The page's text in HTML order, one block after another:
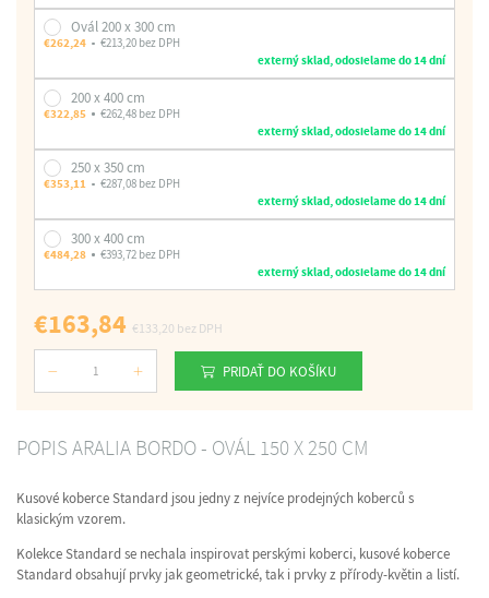
Ovál 200 x 300 cm
€262,24
€213,20 bez DPH
externý sklad, odosielame do 14 dní
200 x 400 cm
€322,85
€262,48 bez DPH
externý sklad, odosielame do 14 dní
250 x 350 cm
€353,11
€287,08 bez DPH
externý sklad, odosielame do 14 dní
300 x 400 cm
€484,28
€393,72 bez DPH
externý sklad, odosielame do 14 dní
€163,84 €133,20 bez DPH
Počet PRIDAŤ DO KOŠÍKU
POPIS ARALIA BORDO - OVÁL 150 X 250 CM
Kusové koberce Standard jsou jedny z nejvíce prodejných koberců s
klasickým vzorem.
Kolekce Standard se nechala inspirovat perskými koberci, kusové koberce
Standard obsahují prvky jak geometrické, tak i prvky z přírody-květin a listí.